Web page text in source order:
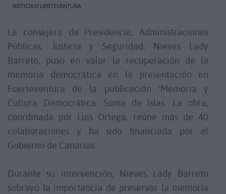
NOTICIASFUERTEVENTURA
La consejera de Presidencia, Administraciones
Públicas, Justicia y Seguridad, Nieves Lady
Barreto, puso en valor la recuperación de la
memoria democrática en la presentación en
Fuerteventura de la publicación ‘Memoria y
Cultura Democrática. Suma de Islas. La obra,
coordinada por Luis Ortega, reúne más de 40
colaboraciones y ha sido financiada por el
Gobierno de Canarias.
Durante su intervención, Nieves Lady Barreto
subrayó la importancia de preservar la memoria